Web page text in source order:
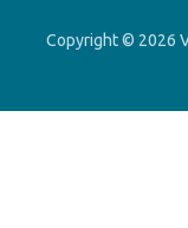
Copyright © 2026